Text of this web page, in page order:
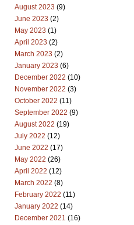
August 2023 (9)
June 2023 (2)
May 2023 (1)
April 2023 (2)
March 2023 (2)
January 2023 (6)
December 2022 (10)
November 2022 (3)
October 2022 (11)
September 2022 (9)
August 2022 (19)
July 2022 (12)
June 2022 (17)
May 2022 (26)
April 2022 (12)
March 2022 (8)
February 2022 (11)
January 2022 (14)
December 2021 (16)